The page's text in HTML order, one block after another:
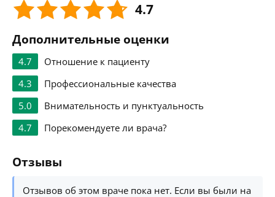
4.7
Дополнительные оценки
4.7
Отношение к пациенту
4.3
Профессиональные качества
5.0
Внимательность и пунктуальность
4.7
Порекомендуете ли врача?
Отзывы
Отзывов об этом враче пока нет. Если вы были на